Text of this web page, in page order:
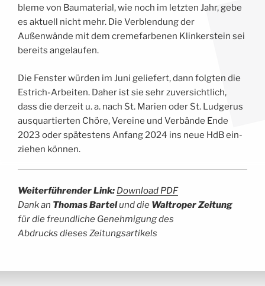
ble­me von Bau­ma­te­ri­al, wie noch im letz­ten Jahr, gebe
es aktu­ell nicht mehr. Die Ver­blen­dung der
Außenwände mit dem creme­far­be­nen Klin­ker­stein sei
bereits angelaufen.
Die Fens­ter würden im Juni gelie­fert, dann folg­ten die
Est­rich-Arbei­ten. Daher ist sie sehr zuver­sicht­lich,
dass die der­zeit u. a. nach St. Mari­en oder St. Lud­ge­rus
aus­quar­tier­ten Chöre, Ver­ei­ne und Verbände Ende
2023 oder spätestens Anfang 2024 ins neue HdB ein­
zie­hen können.
Wei­ter­füh­ren­der Link: Down­load PDF
Dank an Tho­mas Bartelund die Wal­tro­per Zeitung
für die freund­li­che Geneh­mi­gung des
Abdrucks die­ses Zeitungsartikels